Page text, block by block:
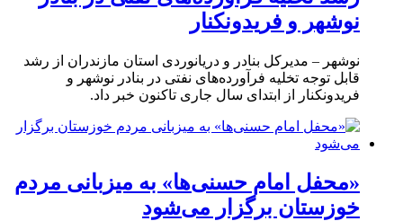
نوشهر و فریدونکنار
نوشهر – مدیرکل بنادر و دریانوردی استان مازندران از رشد
قابل توجه تخلیه فرآورده‌های نفتی در بنادر نوشهر و
فریدونکنار از ابتدای سال جاری تاکنون خبر داد.
«محفل امام حسنی‌ها» به میزبانی مردم
خوزستان برگزار می‌شود